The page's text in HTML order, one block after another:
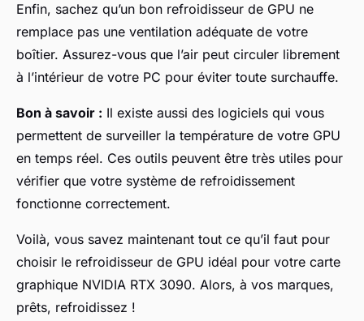
Enfin, sachez qu’un bon refroidisseur de GPU ne
remplace pas une ventilation adéquate de votre
boîtier. Assurez-vous que l’air peut circuler librement
à l’intérieur de votre PC pour éviter toute surchauffe.
Bon à savoir : Il existe aussi des logiciels qui vous
permettent de surveiller la température de votre GPU
en temps réel. Ces outils peuvent être très utiles pour
vérifier que votre système de refroidissement
fonctionne correctement.
Voilà, vous savez maintenant tout ce qu’il faut pour
choisir le refroidisseur de GPU idéal pour votre carte
graphique NVIDIA RTX 3090. Alors, à vos marques,
prêts, refroidissez !